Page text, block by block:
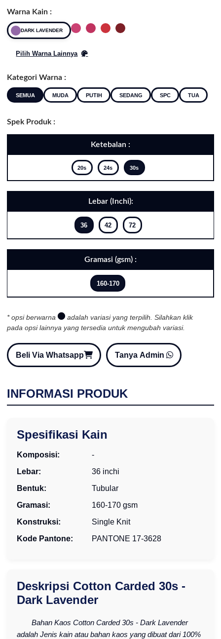
Warna Kain :
DARK LAVENDER
Pilih Warna Lainnya
Kategori Warna :
SEMUA MUDA PUTIH SEDANG SPC TUA
Spek Produk :
Ketebalan :
20s 24s 30s
Lebar (Inchi):
36 42 72
Gramasi (gsm) :
160-170
* opsi berwarna
adalah variasi yang terpilih. Silahkan klik
pada opsi lainnya yang tersedia untuk mengubah variasi.
Beli Via Whatsapp Tanya Admin
INFORMASI PRODUK
Spesifikasi Kain
Komposisi:
-
Lebar:
36 inchi
Bentuk:
Tubular
Gramasi:
160-170 gsm
Konstruksi:
Single Knit
Kode Pantone:
PANTONE 17-3628
Deskripsi Cotton Carded 30s -
Dark Lavender
Bahan Kaos Cotton Carded 30s - Dark Lavender
adalah Jenis kain atau bahan kaos yang dibuat dari 100%